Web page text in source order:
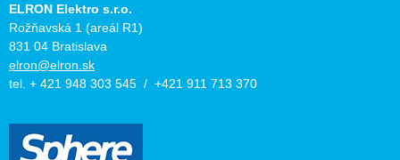
ELRON Elektro s.r.o.
Rožňavská 1 (areál R1)
831 04 Bratislava
elron@elron.sk
tel. + 421 948 303 545 / +421 911 713 370